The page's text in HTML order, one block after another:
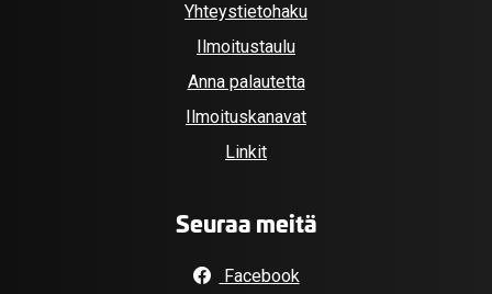
Yhteystietohaku
Ilmoitustaulu
Anna palautetta
Ilmoituskanavat
Linkit
Seuraa meitä
Facebook